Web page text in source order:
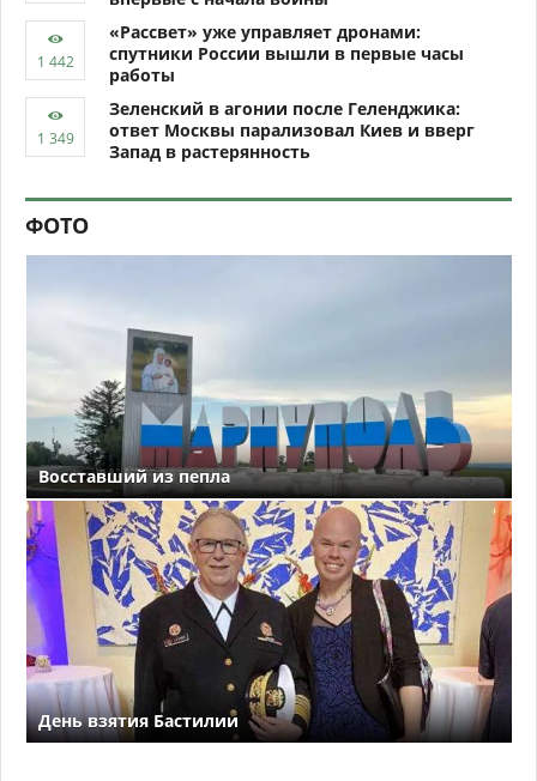
«Рассвет» уже управляет дронами:
спутники России вышли в первые часы
работы
Зеленский в агонии после Геленджика:
ответ Москвы парализовал Киев и вверг
Запад в растерянность
ФОТО
Восставший из пепла
День взятия Бастилии